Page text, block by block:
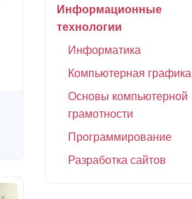
Информационные
технологии
Информатика
Компьютерная графика
Основы компьютерной
грамотности
Программирование
Разработка сайтов